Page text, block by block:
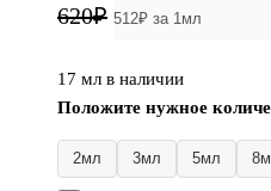
составляла
512₽.
620₽
17 мл в наличии
Положите нужное
2мл 3мл 5мл